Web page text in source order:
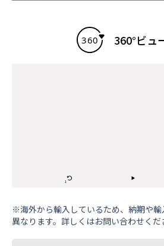
360°ビュ
※海外から輸⼊しているため、納期や
異なります。詳しくはお問い合わせくだ